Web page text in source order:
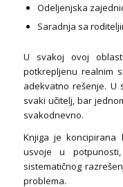
Odeljenjska
Saradnja sa
U svakoj ovoj
potkrepljenu realnim
adekvatno rešenje. U
svaki učitelj, bar
svakodnevno.
Knjiga je
usvoje u
sistematičnog
problema.